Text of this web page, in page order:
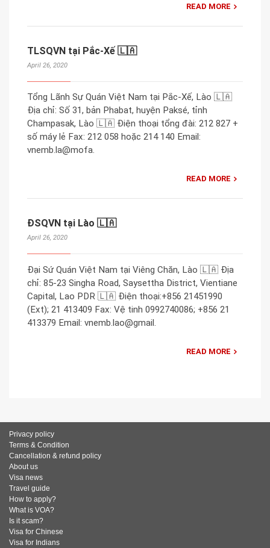
READ MORE
TLSQVN tại Pắc-Xế 🇱🇦
April 26, 2020
Tổng Lãnh Sự Quán Việt Nam tại Pắc-Xế, Lào 🇱🇦
Địa chỉ: Số 31, bản Phabat, huyện Paksé, tỉnh
Champasak, Lào 🇱🇦 Điện thoại tổng đài: 212 827 +
số máy lẻ Fax: 212 058 hoặc 214 140 Email:
vnemb.la@mofa.
READ MORE
ĐSQVN tại Lào 🇱🇦
April 26, 2020
Đại Sứ Quán Việt Nam tại Viêng Chăn, Lào 🇱🇦 Địa
chỉ: 85-23 Singha Road, Saysettha District, Vientiane
Capital, Lao PDR 🇱🇦 Điện thoại:+856 21451990
(Ext); 21 413409 Fax: Vệ tinh 0992740086; +856 21
413379 Email: vnemb.lao@gmail.
READ MORE
Privacy policy
Terms & Condition
Cancellation & refund policy
About us
Visa news
Travel guide
How to apply?
What is VOA?
Is it scam?
Visa for Chinese
Visa for Indians